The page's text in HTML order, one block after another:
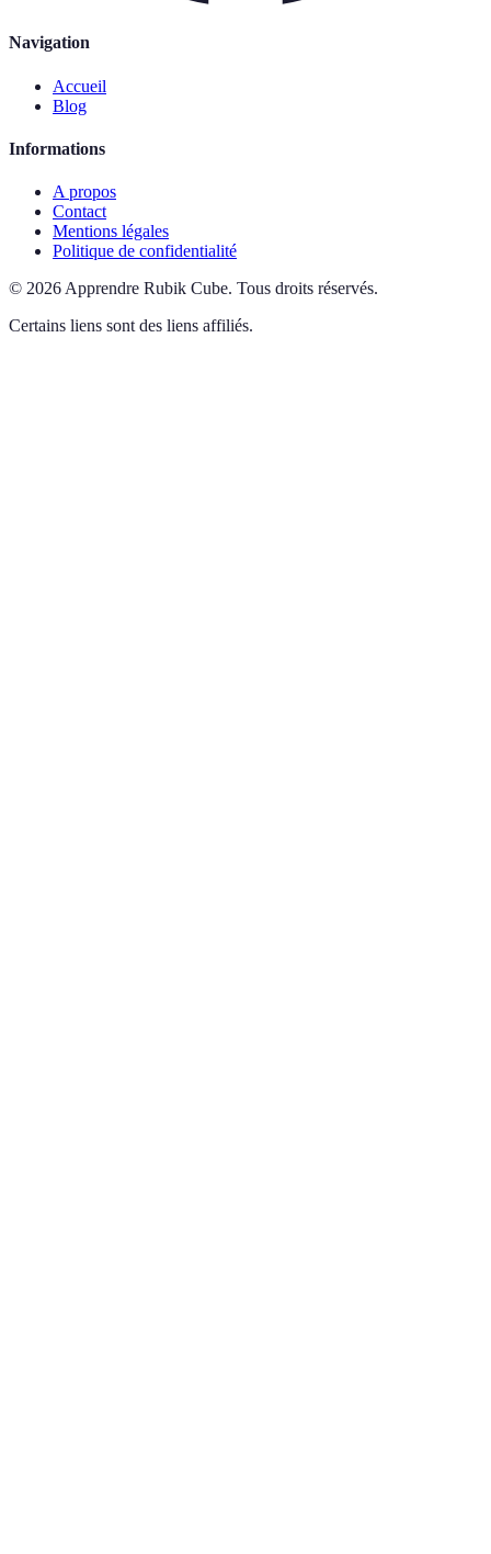
Navigation
Accueil
Blog
Informations
A propos
Contact
Mentions légales
Politique de confidentialité
© 2026 Apprendre Rubik Cube. Tous droits réservés.
Certains liens sont des liens affiliés.